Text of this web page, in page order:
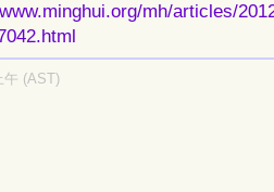
mh/articles/
午 (AST)